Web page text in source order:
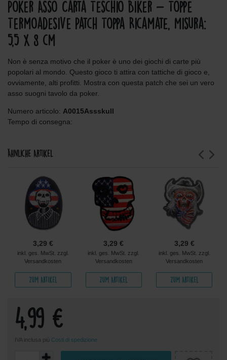
Poker Asso Carta Teschio Biker - Toppe
Termoadesive Patch Toppa Ricamate, Misura:
5,5 x 8 cm
Non è senza motivo che il poker è uno dei giochi di carte più
popolari al mondo. Questo gioco ti attira con tattiche di gioco e,
ovviamente, alti profitti. Mostra con questa patch che sei un vero
asso suogni tavolo da poker.
Numero articolo: A0015Assskull
Tempo di consegna:
Ähnliche Artikel
3,29 €
inkl. ges. MwSt. zzgl.
Versandkosten
Zum Artikel
3,29 €
inkl. ges. MwSt. zzgl.
Versandkosten
Zum Artikel
3,29 €
inkl. ges. MwSt. zzgl.
Versandkosten
Zum Artikel
4,99 €
IVA inclusa più Costi di spedizione